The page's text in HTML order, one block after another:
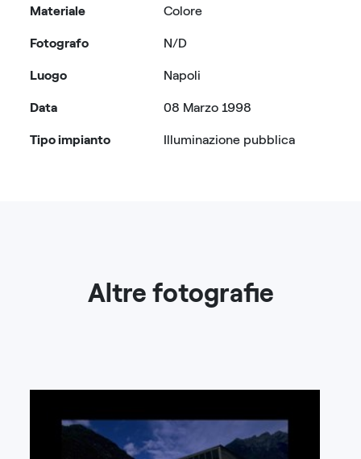
Materiale Colore
Fotografo
Luogo
Data
Tipo impianto
N/D
Napoli
08 Marzo 1998
Illuminazione pubblica
Altre fotografie